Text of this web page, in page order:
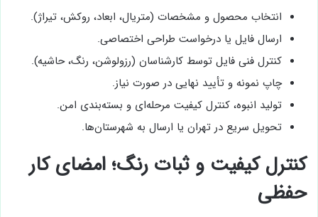
انتخاب محصول و مشخصات (متریال، ابعاد، روکش، تیراژ).
ارسال فایل یا درخواست طراحی اختصاصی.
کنترل فنی فایل توسط کارشناسان (رزولوشن، رنگ، حاشیه).
چاپ نمونه و تأیید نهایی در صورت نیاز.
تولید انبوه، کنترل کیفیت مرحله‌ای و بسته‌بندی امن.
تحویل سریع در تهران یا ارسال به شهرستان‌ها.
کنترل کیفیت و ثبات رنگ؛ امضای کار
حفظی